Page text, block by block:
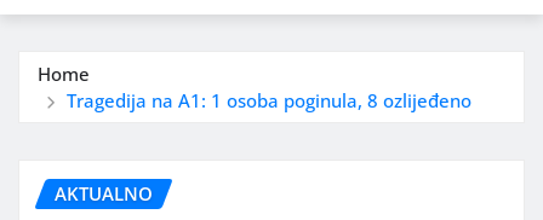
Home
Tragedija na A1: 1 osoba poginula, 8 ozlijeđeno
AKTUALNO